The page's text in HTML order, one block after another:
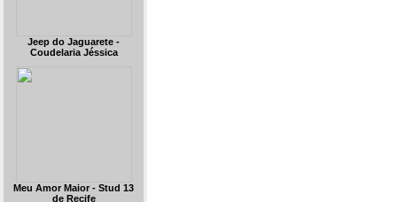
Jeep do Jaguarete -
Coudelaria Jéssica
Meu Amor Maior - Stud 13
de Recife